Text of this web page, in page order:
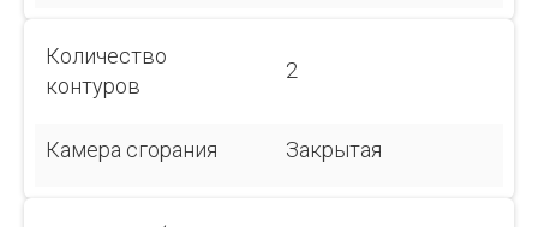
Количество
контуров
2
Камера сгорания Закрытая